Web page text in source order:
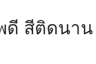
ดี สีติดนาน